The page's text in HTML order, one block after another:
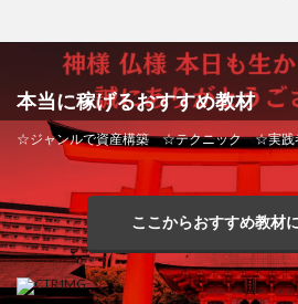
本当に稼げるおすすめ教材
☆ジャンルで資産構築 ☆テクニック ☆実践
ここからおすすめ教材